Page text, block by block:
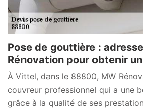
Pose de gouttière :
Rénovation pour obtenir
À Vittel, dans le 88800, MW
couvreur professionnel qui a une
grâce à la qualité de ses